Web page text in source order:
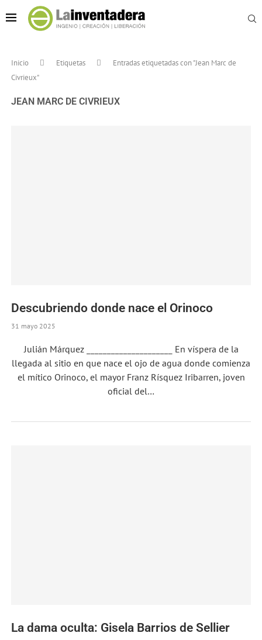
Inicio Etiquetas
Entradas etiquetadas con "Jean Marc de
Civrieux"
JEAN MARC DE CIVRIEUX
Descubriendo donde nace el Orinoco
31 mayo 2025
Julián Márquez _____________________ En víspera de la
llegada al sitio en que nace el ojo de agua donde comienza
el mítico Orinoco, el mayor Franz Rísquez Iribarren, joven
oficial del…
La dama oculta: Gisela Barrios de Sellier